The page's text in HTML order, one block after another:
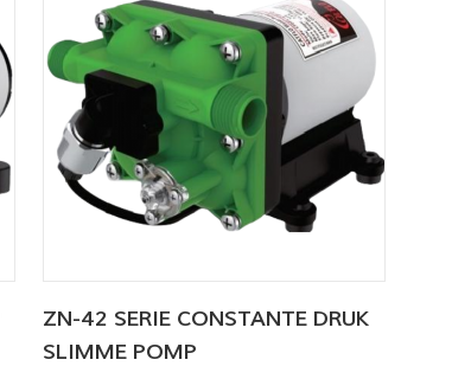
ZN-42 SERIE CONSTANTE DRUK
SLIMME POMP